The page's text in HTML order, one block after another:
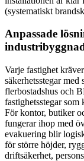
(systematiskt
Anpassade
Varje fastighet
säkerhetsstegar
flerbostadshus och
fastighetsstegar som
För kontor, butiker
fungerar ihop med
evakuering blir
för större höjder,
driftsäkerhet,